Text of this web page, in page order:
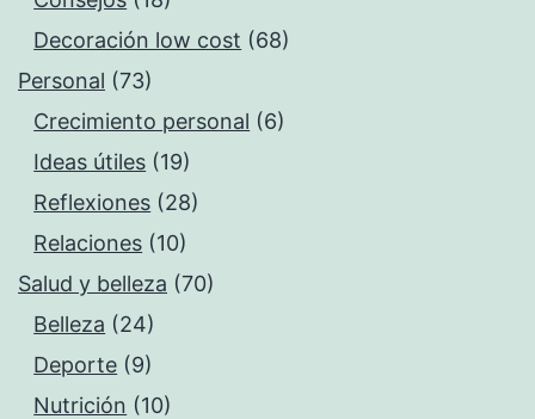
Decoración low cost (68)
Personal (73)
Crecimiento personal (6)
Ideas útiles (19)
Reflexiones (28)
Relaciones (10)
Salud y belleza (70)
Belleza (24)
Deporte (9)
Nutrición (10)